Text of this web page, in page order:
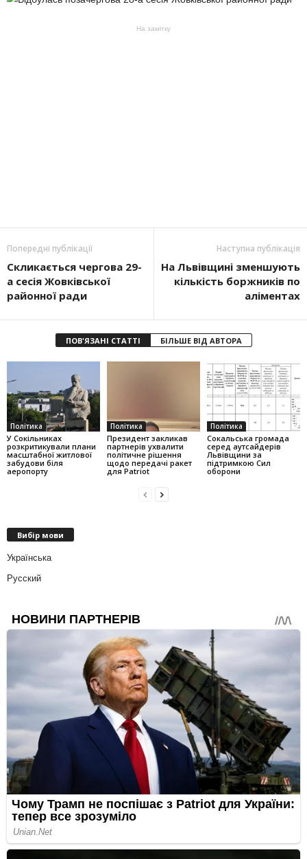
На замітку
Попередні публікації
Скликається чергова 29-
а сесія Жовківської
районної ради
Наступна публікація
На Львівщині зменшують
кількість боржників по
аліментах
ПОВ'ЯЗАНІ СТАТТІ БІЛЬШЕ ВІД АВТОРА
Політика
У Сокільниках
розкритикували плани
масштабної житлової
забудови біля
аеропорту
Політика
Президент закликав
партнерів ухвалити
політичне рішення
щодо передачі ракет
для Patriot
Політика
Сокальська громада
серед аутсайдерів
Львівщини за
підтримкою Сил
оборони
Вибір мови
Українська
Русский